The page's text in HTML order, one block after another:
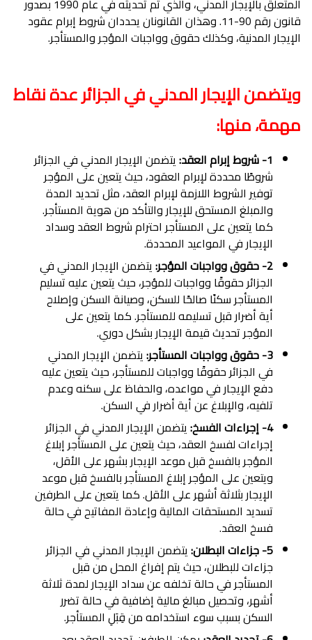
قانون رقم 90-11. وهذان القانونان يحددان شروط إبرام عقود
الإيجار المدنية، وكذلك حقوق وواجبات المؤجر والمستأجر.
ويتضمن الإيجار المدني في الجزائر عدة نقاط
مهمة، منها:
1- شروط إبرام العقد:
يتضمن الإيجار المدني في الجزائر
شروطًا محددة لإبرام العقود، حيث يتعين على المؤجر
توفير الشروط اللازمة لإبرام العقد، مثل تحديد المدة
والمبلغ المستحق للإيجار والتأكد من هوية المستأجر.
كما يتعين على المستأجر احترام شروط العقد وسداد
الإيجار في المواعيد المحددة.
2- حقوق وواجبات المؤجر:
يتضمن الإيجار المدني في
الجزائر حقوقًا وواجبات للمؤجر، حيث يتعين عليه تسليم
المستأجر سكنًا صالحًا للسكن، وصيانة السكن وإصلاح
أية أضرار قبل تسليمه للمستأجر. كما يتعين على
المؤجر تحديث قيمة الإيجار بشكل دوري.
3- حقوق وواجبات المستأجر:
يتضمن الإيجار المدني
في الجزائر حقوقًا وواجبات للمستأجر، حيث يتعين عليه
دفع الإيجار في مواعده، والحفاظ على سكنه وعدم
تلفيه، والإبلاغ عن أية أضرار في السكن.
4- إجراءات الفسخ:
يتضمن الإيجار المدني في الجزائر
إجراءات لفسخ العقد، حيث يتعين على المستأجر إبلاغ
المؤجر بالفسخ قبل موعد الإيجار بشهر على الأقل،
ويتعين على المؤجر إبلاغ المستأجر بالفسخ قبل موعد
الإيجار بثلاثة أشهر على الأقل. كما يتعين على الطرفين
تسديد المستحقات المالية وإعادة المفاتيح في حالة
فسخ العقد.
5- جزاءات البطلان:
يتضمن الإيجار المدني في الجزائر
جزاءات للبطلان، حيث يتم إفراغ المحل من قبل
المستأجر في حالة تخلفه عن سداد الإيجار لمدة ثلاثة
أشهر، وتحصيل مبالغ مالية إضافية في حالة تضرر
السكن بسبب سوء استخدامه من قِبَلِ المستأجر.